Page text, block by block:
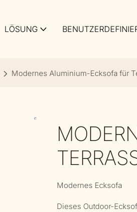
LÖSUNG
Modernes Aluminium-Ecksofa für
Modernes Ecksofa
Dieses Outdoor-